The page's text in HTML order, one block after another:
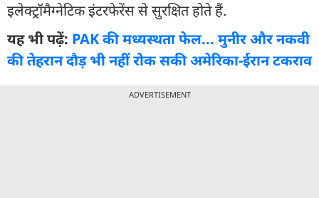
इलेक्ट्रॉमैग्नेटिक इंटरफेरेंस से सुरक्षित होते हैं.
यह भी पढ़ें: PAK की मध्यस्थता फेल... मुनीर और नकवी
की तेहरान दौड़ भी नहीं रोक सकी अमेरिका-ईरान टकराव
ADVERTISEMENT